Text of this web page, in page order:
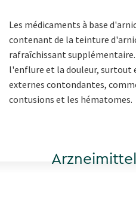
Les médicaments à base
contenant de la teinture
rafraîchissant supplémentaire.
l'enflure et la douleur, surtout
externes contondantes,
contusions et les hématomes.